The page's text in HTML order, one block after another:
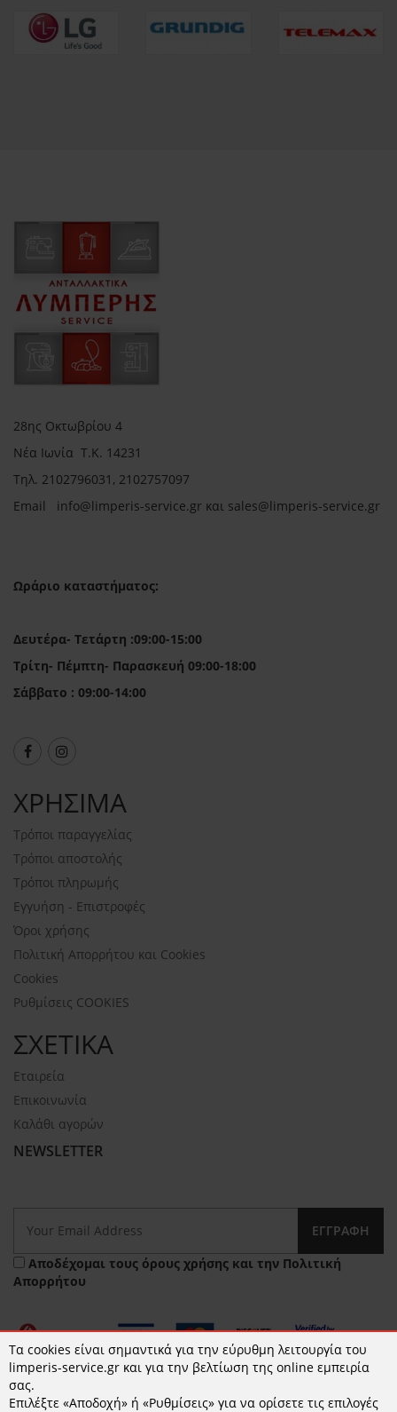
28ης Οκτωβρίου 4
Νέα Ιωνία Τ.Κ. 14231
Τηλ. 2102796031, 2102757097
Email info@limperis-service.gr και sales@limperis-service.gr
Ωράριο καταστήματος:
Δευτέρα- Τετάρτη :09:00-15:00
Τρίτη- Πέμπτη- Παρασκευή 09:00-18:00
Σάββατο : 09:00-14:00
ΧΡΗΣΙΜΑ
Τρόποι παραγγελίας
Τρόποι αποστολής
Τρόποι πληρωμής
Εγγυήση - Επιστροφές
Όροι χρήσης
Πολιτική Απορρήτου και Cookies
Cookies
Ρυθμίσεις COOKIES
ΣΧΕΤΙΚΑ
Εταιρεία
Επικοινωνία
Καλάθι αγορών
NEWSLETTER
ΕΓΓΡΑΦΉ
Αποδέχομαι τους όρους χρήσης και την Πολιτική
Απορρήτου
Τα cookies είναι σημαντικά για την εύρυθμη λειτουργία του
limperis-service.gr και για την βελτίωση της online εμπειρία
σας.
Επιλέξτε «Αποδοχή» ή «Ρυθμίσεις» για να ορίσετε τις επιλογές